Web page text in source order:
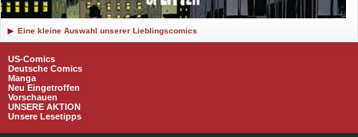
Eine kleine Auswahl unserer Lieblingscomics
US-Comics
Deutsche Comics
Manga
Neu Eingetroffen
Vorschauen
UNSERE AKTION
Unsere Lesetipps